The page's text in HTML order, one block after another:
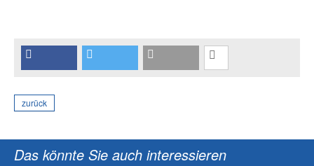
zurück
Das könnte Sie auch interessieren